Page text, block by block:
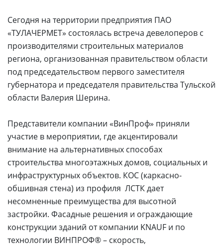
Сегодня на территории предприятия ПАО
«ТУЛАЧЕРМЕТ» состоялась встреча девелоперов с
производителями строительных материалов
региона, организованная правительством области
под председательством первого заместителя
губернатора и председателя правительства Тульской
области Валерия Шерина.
Представители компании «ВинПроф» приняли
участие в мероприятии, где акцентировали
внимание на альтернативных способах
строительства многоэтажных домов, социальных и
инфраструктурных объектов. КОС (каркасно-
обшивная стена) из профиля ЛСТК дает
несомненные преимущества для высотной
застройки. Фасадные решения и ограждающие
конструкции зданий от компании KNAUF и по
технологии ВИНПРОФ® – скорость,